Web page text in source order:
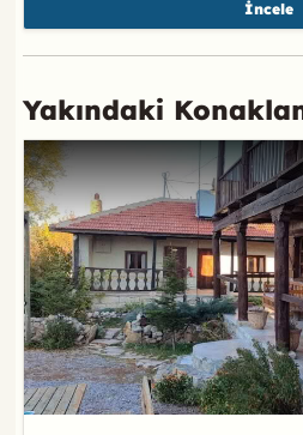
İncele
Yakındaki